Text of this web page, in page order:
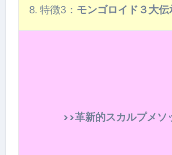
特徴3： モンゴロイド３大
>>革新的スカルプメ